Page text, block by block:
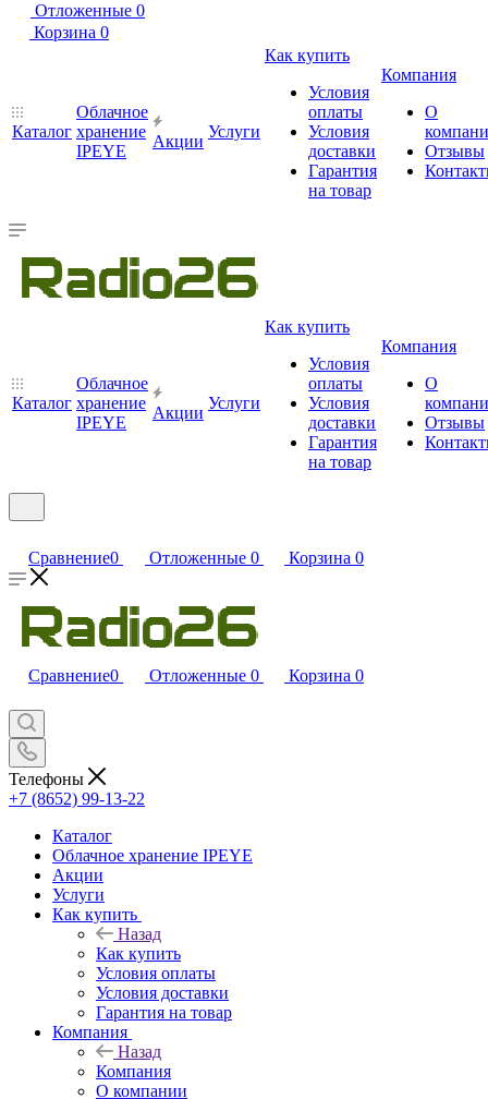
Отложенные 0
Корзина 0
Каталог
Облачное
хранение
IPEYE
Акции
Услуги
Как купить
Условия
оплаты
Условия
доставки
Гарантия
на товар
Компания
О
Отзывы
Каталог
Облачное
хранение
IPEYE
Акции
Услуги
Как купить
Условия
оплаты
Условия
доставки
Гарантия
на товар
Компания
О
Отзывы
Сравнение0 Отложенные 0 Корзина 0
Сравнение0 Отложенные 0 Корзина 0
Телефоны
+7 (8652) 99-13-22
Каталог
Облачное хранение IPEYE
Акции
Услуги
Как купить
Назад
Как купить
Условия оплаты
Условия доставки
Гарантия на товар
Компания
Назад
Компания
О компании